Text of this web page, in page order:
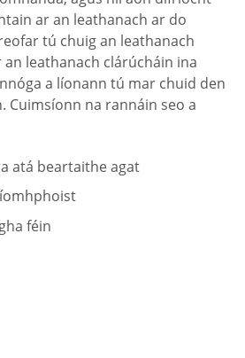
ar an leathanach ar do
tú chuig an leathanach
leathanach clárúcháin ina
a líonann tú mar chuid den
Cuimsíonn na rannáin seo a
atá beartaithe agat
féin